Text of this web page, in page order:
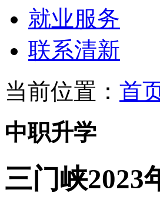
就业服务
联系清新
当前位置： 首
中职升学
三门峡2023